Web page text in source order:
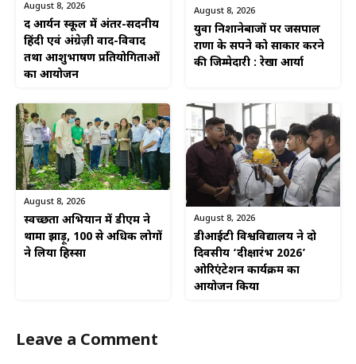
August 8, 2026
द आर्यन स्कूल में अंतर-सदनीय
हिंदी एवं अंग्रेज़ी वाद-विवाद
तथा आशुभाषण प्रतियोगिताओं
का आयोजन
August 8, 2026
युवा निशानेबाजों पर जसपाल
राणा के सपने को साकार करने
की जिम्मेदारी : रेखा आर्या
August 8, 2026
स्वच्छता अभियान में डीएम ने
थामा झाड़ू, 100 से अधिक लोगों
ने लिया हिस्सा
August 8, 2026
डीआईटी विश्वविद्यालय ने दो
दिवसीय ‘दीक्षारंभ 2026’
ओरिएंटेशन कार्यक्रम का
आयोजन किया
Leave a Comment